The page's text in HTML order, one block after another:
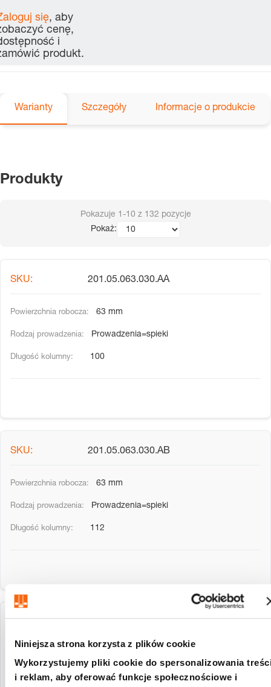
Niniejsza strona korzysta z plików cookie
Wykorzystujemy pliki cookie do spersonalizowania
i reklam, aby oferować funkcje społecznościowe i
się, aby
cenę,
i
produkt.
Warianty Szczegóły Informacje o produkcie
Produkty
Pokazuje 1-10 z 132 pozycje
Pokaż:
201.05.063.030.AA
63 mm
Prowadzenia=spieki
100
201.05.063.030.AB
63 mm
Prowadzenia=spieki
112
Prowadzenia=spieki